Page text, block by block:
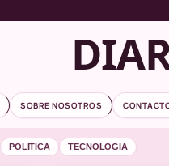
SOBRE NOSOTROS
POLITICA TECNOLOGIA